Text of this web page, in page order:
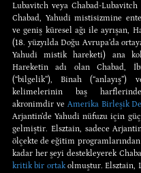
Lubavitch veya Chabad-
Chabad, Yahudi mistisizmine
ve geniş küresel ağı ile ayrışan,
(18. yüzyılda Doğu Avrupa’da
Yahudi mistik hareketi) ana
Hareketin adı olan Chabad,
(“bilgelik”), Binah (“anlayış”)
kelimelerinin baş
akronimdir ve Amerika Birleşik
Arjantin’de Yahudi nüfuzu için
gelmiştir. Elsztain, sadece
ölçekte de eğitim
kritik bir ortak olmuştur. Elsztain,